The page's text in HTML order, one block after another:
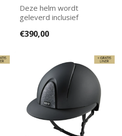
Deze helm wordt
geleverd inclusief
maat binnenvoering k...
€390,00